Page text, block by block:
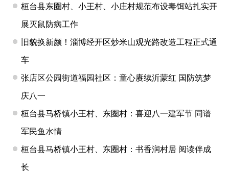
桓台县东圈村、小王村、小庄村规范布设毒饵站扎实开
展灭鼠防病工作
旧貌换新颜！淄博经开区炒米山观光路改造工程正式通
车
张店区公园街道福园社区：童心赓续沂蒙红 国防筑梦
庆八一
桓台县马桥镇小王村、东圈村：喜迎八一建军节 同谱
军民鱼水情
桓台县马桥镇小王村、东圈村：书香润村居 阅读伴成
长